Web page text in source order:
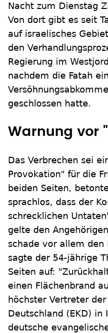
Nacht zum Dienstag
Von dort gibt es seit
auf israelisches
den
Regierung im
nachdem die Fatah ein
geschlossen hatte.
Warnung vor
Das Verbrechen sei
Provokation" für die
beiden Seiten,
sprachlos, dass der
schrecklichen
gelte den
schade vor allem den
sagte der 54-jährige
Seiten auf:
einen Flächenbrand
höchster Vertreter
Deutschland (EKD)
deutsche